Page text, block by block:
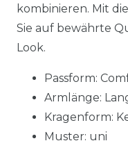
kombinieren. Mit
Sie auf bewährte
Look.
Passform:
Armlänge:
Kragenform:
Muster: uni